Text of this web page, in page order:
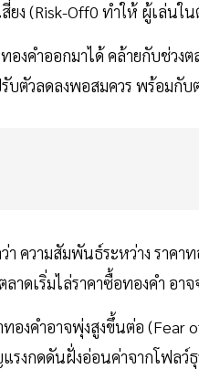
ยง (Risk-Off0 ทำให้ ผู้เล่นใ
องคำออกมาได้ คล้ายกับช่ว
บตัวลดลงพอสมควร พร้อมกั
า ความสัมพันธ์ระหว่าง ราค
าดเริ่มไล่ราคาซื้อทองคำ อ
ทองคำอาจพุ่งสูงขึ้นต่อ (Fear
รงกดดันฝั่งอ่อนค่าจากโฟลว์